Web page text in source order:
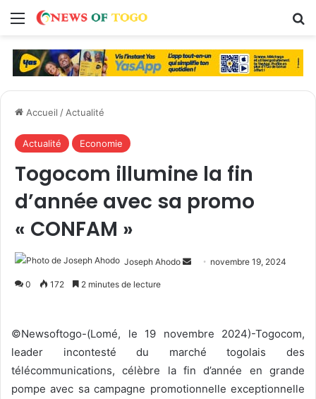
Menu
Accueil / Actualité
Actualité Economie
Togocom illumine la fin
d’année avec sa promo
« CONFAM »
Joseph Ahodo
y
e
novembre 19, 2024
0 172 2 minutes de lecture
©Newsoftogo-(Lomé, le 19 novembre 2024)-Togocom,
leader incontesté du marché togolais des
télécommunications, célèbre la fin d’année en grande
pompe avec sa campagne promotionnelle exceptionnelle